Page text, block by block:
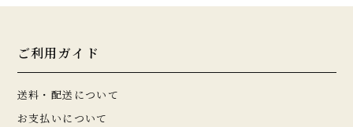
ご利用ガイド
送料・配送について
お支払いについて